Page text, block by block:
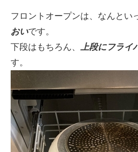
フロントオープンは、なんとい
おいです。
下段はもちろん、上段にフライ
す。